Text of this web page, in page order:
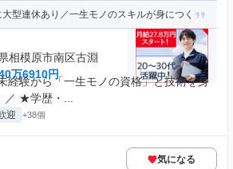
型連休あり／一生モノのスキルが身につく
相模原市南区古淵
万6910円
経験から「一生モノの資格」と技術を身
／ ★学歴・...
迎 +38個
気になる